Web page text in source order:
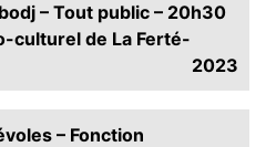
– Tout public – 20h30
culturel de La Ferté-
2023
– Fonction